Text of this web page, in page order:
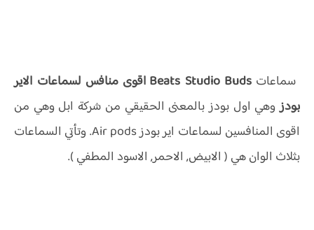
سماعات
Beats Studio Buds اقوى منافس لسماعات الاير
بودزوهي اول بودز بالمعنى الحقيقي من شركة ابل وهي من
اقوى المنافسين لسماعات اير بودز Air pods. وتأتي السماعات
بثلاث الوان هي ( الابيض, الاحمر, الاسود المطفي ).